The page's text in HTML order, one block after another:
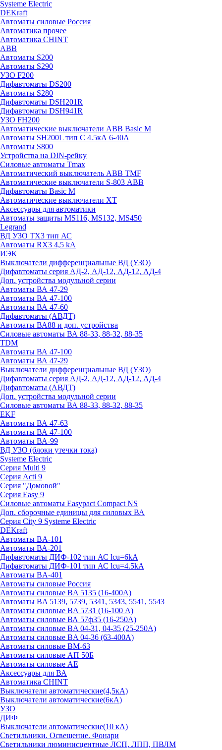
Systeme Electric
DEKraft
Автоматы силовые Россия
Автоматика прочее
Автоматика CHINT
ABB
Автоматы S200
Автоматы S290
УЗО F200
Дифавтоматы DS200
Автоматы S280
Дифавтоматы DSH201R
Дифавтоматы DSH941R
УЗО FH200
Автоматические выключатели ABB Basic M
Автоматы SH200L тип С 4.5кА 6-40А
Автоматы S800
Устройства на DIN-рейку
Силовые автоматы Tmax
Автоматический выключатель ABB TMF
Автоматические выключатели S-803 АВВ
Дифавтоматы Basic M
Автоматические выключатели XT
Аксессуары для автоматики
Автоматы защиты MS116, MS132, MS450
Legrand
ВД УЗО TX3 тип АС
Автоматы RX3 4,5 kA
ИЭК
Выключатели дифференциальные ВД (УЗО)
Дифавтоматы серия АД-2, АД-12, АД-12, АД-4
Доп. устройства модульной серии
Автоматы ВА 47-29
Автоматы ВА 47-100
Автоматы ВА 47-60
Дифавтоматы (АВДТ)
Автоматы ВА88 и доп. устройства
Силовые автоматы ВА 88-33, 88-32, 88-35
TDM
Автоматы ВА 47-100
Автоматы ВА 47-29
Выключатели дифференциальные ВД (УЗО)
Дифавтоматы серия АД-2, АД-12, АД-12, АД-4
Дифавтоматы (АВДТ)
Доп. устройства модульной серии
Силовые автоматы ВА 88-33, 88-32, 88-35
EKF
Автоматы ВА 47-63
Автоматы ВА 47-100
Автоматы ВА-99
ВД УЗО (блоки утечки тока)
Systeme Electric
Серия Multi 9
Серия Acti 9
Серия "Домовой"
Серия Easy 9
Силовые автоматы Easypact Compact NS
Доп. сборочные единицы для силовых ВА
Серия City 9 Systeme Electric
DEKraft
Автоматы BA-101
Автоматы ВА-201
Дифавтоматы ДИФ-102 тип АС lcu=6kA
Дифавтоматы ДИФ-101 тип АС lcu=4.5kA
Автоматы BA-401
Автоматы силовые Россия
Автоматы силовые BA 5135 (16-400А)
Автоматы BA 5139, 5739, 5341, 5343, 5541, 5543
Автоматы силовые BA 5731 (16-100 А)
Автоматы силовые ВА 57ф35 (16-250А)
Автоматы силовые BA 04-31, 04-35 (25-250А)
Автоматы силовые BA 04-36 (63-400А)
Автоматы силовые ВМ-63
Автоматы силовые АП 50Б
Автоматы силовые АЕ
Аксессуары для ВА
Автоматика CHINT
Выключатели автоматические(4,5кА)
Выключатели автоматические(6кА)
УЗО
ДИФ
Выключатели автоматические(10 кА)
Светильники. Освещение. Фонари
Светильники люминисцентные ЛСП, ЛПП, ПВЛМ